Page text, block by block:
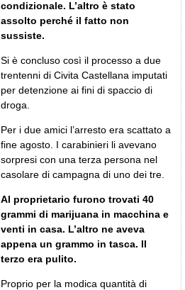
condizionale. L’altro è stato
assolto perché il fatto non
sussiste.
Si è concluso così il processo a due
trentenni di Civita Castellana imputati
per detenzione ai fini di spaccio di
droga.
Per i due amici l’arresto era scattato a
fine agosto. I carabinieri li avevano
sorpresi con una terza persona nel
casolare di campagna di uno dei tre.
Al proprietario furono trovati 40
grammi di marijuana in macchina e
venti in casa. L’altro ne aveva
appena un grammo in tasca. Il
terzo era pulito.
Proprio per la modica quantità di